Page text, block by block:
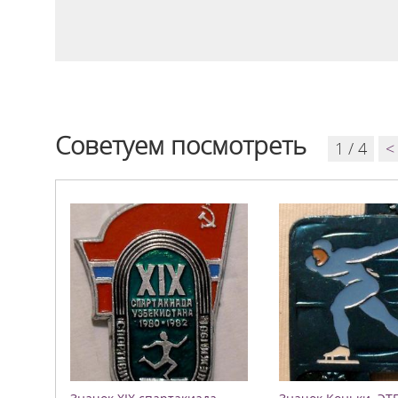
Советуем посмотреть 1 / 4 <